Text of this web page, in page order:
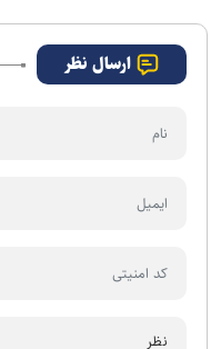
ارسال نظر